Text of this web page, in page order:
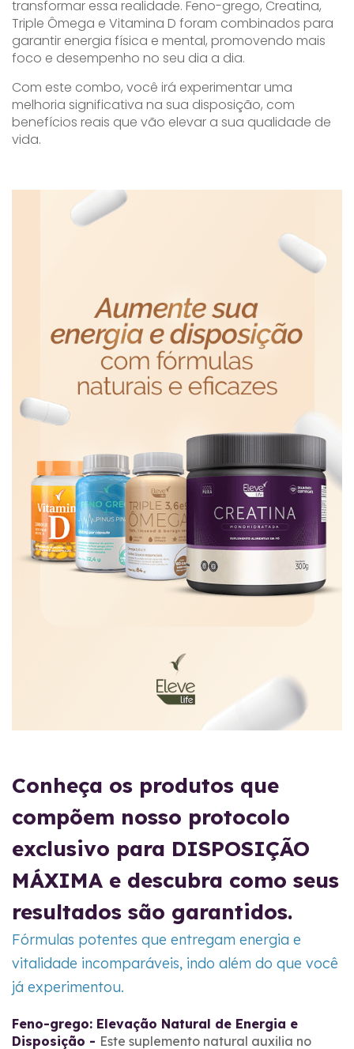
transformar essa realidade. Feno-grego, Creatina,
Triple Ômega e Vitamina D foram combinados para
garantir energia física e mental, promovendo mais
foco e desempenho no seu dia a dia.
Com este combo, você irá experimentar uma
melhoria significativa na sua disposição, com
benefícios reais que vão elevar a sua qualidade de
vida.
Conheça os produtos que
compõem nosso protocolo
exclusivo para DISPOSIÇÃO
MÁXIMA e descubra como seus
resultados são garantidos.
Fórmulas potentes que entregam energia e
vitalidade incomparáveis, indo além do que você
já experimentou.
Feno-grego: Elevação Natural de Energia e
Disposição - Este suplemento natural auxilia no